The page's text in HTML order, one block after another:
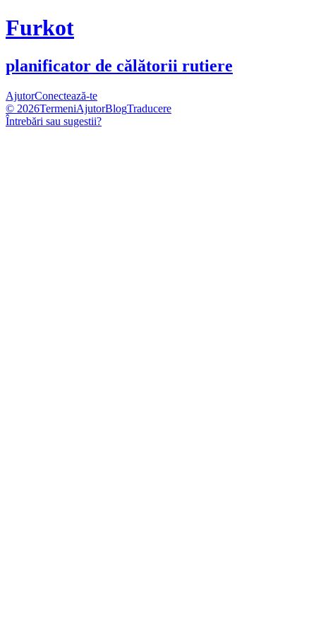
Furkot
planificator de călătorii rutiere
AjutorConectează-te
© 2026TermeniAjutorBlogTraducere
Întrebări sau sugestii?